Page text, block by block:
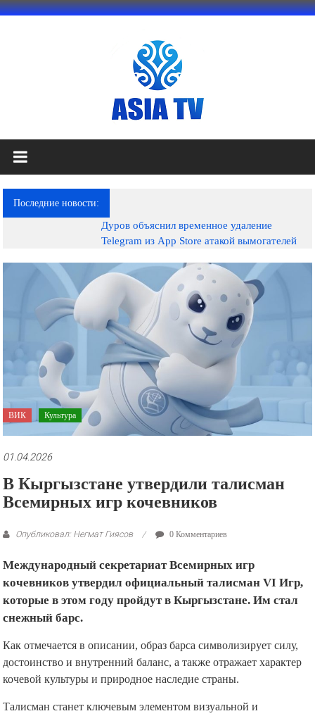
Перейти
АЗИЯ
ТВ
это
телеканал
документальные
произведения,
рекламные
и
презентации.
Последние новости:
Дуров объяснил временное удаление
Telegram из App Store атакой вымогателей
ВИК Культура
01.04.2026
В Кыргызстане утвердили талисман
Всемирных игр кочевников
Опубликовал: Негмат Гиясов 0 Комментариев
Международный секретариат Всемирных игр
кочевников утвердил официальный талисман VI Игр,
которые в этом году пройдут в Кыргызстане. Им стал
снежный барс.
Как отмечается в описании, образ барса символизирует силу,
достоинство и внутренний баланс, а также отражает характер
кочевой культуры и природное наследие страны.
Талисман станет ключевым элементом визуальной и